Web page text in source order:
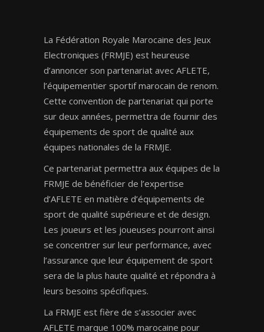
La Fédération Royale Marocaine des Jeux
Electroniques (FRMJE) est heureuse
d’annoncer son partenariat avec AFLETE,
l’équipementier sportif marocain de renom.
Cette convention de partenariat qui porte
sur deux années, permettra de fournir des
équipements de sport de qualité aux
équipes nationales de la FRMJE.
Ce partenariat permettra aux équipes de la
FRMJE de bénéficier de l’expertise
d’AFLETE en matière d’équipements de
sport de qualité supérieure et de design.
Les joueurs et les joueuses pourront ainsi
se concentrer sur leur performance, avec
l’assurance que leur équipement de sport
sera de la plus haute qualité et répondra à
leurs besoins spécifiques.
La FRMJE est fière de s’associer avec
AFLETE marque 100% marocaine pour